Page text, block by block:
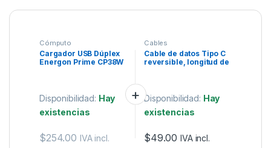
Cómputo
Cargador USB Dúplex
Energon Prime CP38W
Disponibilidad: Hay
existencias
$254.00 IVA incl.
Cables
Cable de datos Tipo C
reversible, longitud de
Disponibilidad: Hay
existencias
$49.00 IVA incl.